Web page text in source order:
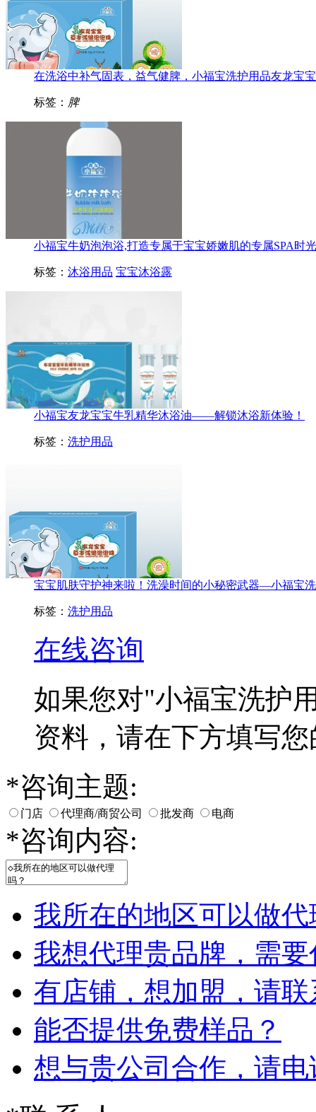
在洗浴中补气固表，益气健脾，小福宝洗护用品友龙宝
标签： 脾
小福宝牛奶泡泡浴,打造专属于宝宝娇嫩肌的专属SPA时
标签： 沐浴用品 宝宝沐浴露
小福宝友龙宝宝牛乳精华沐浴油——解锁沐浴新体验！
标签： 洗护用品
宝宝肌肤守护神来啦！洗澡时间的小秘密武器—小福宝
标签： 洗护用品
在线咨询
如果您对"小福宝洗护
资料，请在下方填写
*咨询主题:
门店 代理商/商贸公司 批发商 电商
*咨询内容:
我所在的地区可以做
我想代理贵品牌，需
有店铺，想加盟，请
能否提供免费样品？
想与贵公司合作，请